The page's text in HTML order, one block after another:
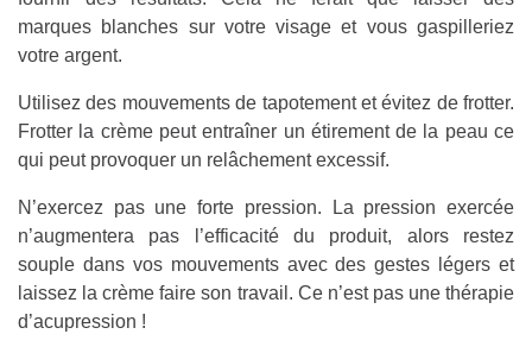
marques blanches sur votre visage et vous gaspilleriez
votre argent.
Utilisez des mouvements de tapotement et évitez de frotter.
Frotter la crème peut entraîner un étirement de la peau ce
qui peut provoquer un relâchement excessif.
N’exercez pas une forte pression. La pression exercée
n’augmentera pas l’efficacité du produit, alors restez
souple dans vos mouvements avec des gestes légers et
laissez la crème faire son travail. Ce n’est pas une thérapie
d’acupression !